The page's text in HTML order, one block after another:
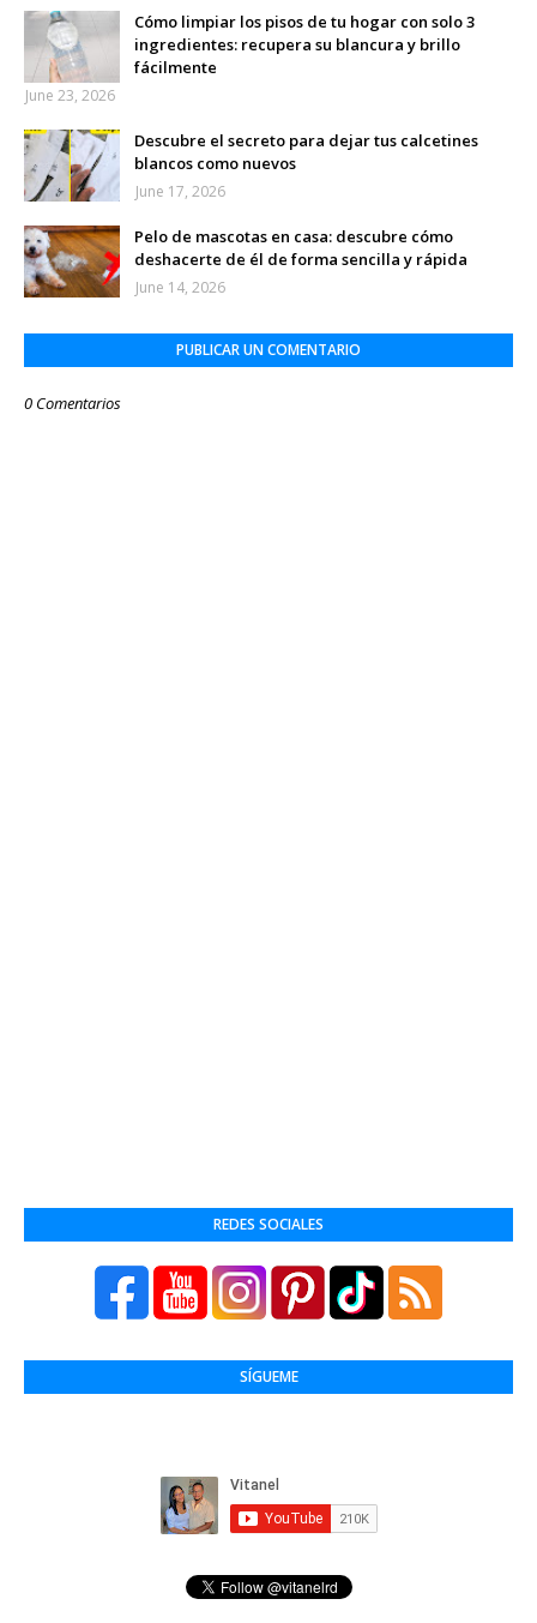
Cómo limpiar los pisos de tu hogar con solo 3
ingredientes: recupera su blancura y brillo
fácilmente
June 23, 2026
Descubre el secreto para dejar tus calcetines
blancos como nuevos
June 17, 2026
Pelo de mascotas en casa: descubre cómo
deshacerte de él de forma sencilla y rápida
June 14, 2026
PUBLICAR UN COMENTARIO
0 Comentarios
REDES SOCIALES
SÍGUEME